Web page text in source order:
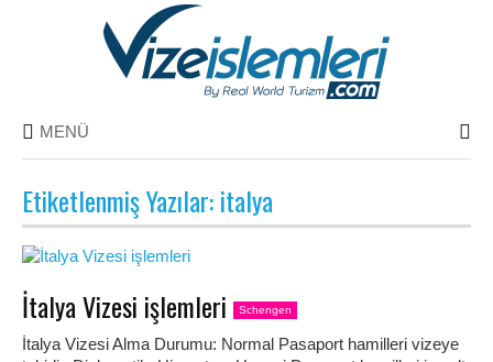
MENÜ
Etiketlenmiş Yazılar: italya
İtalya Vizesi işlemleri Schengen
İtalya Vizesi Alma Durumu: Normal Pasaport hamilleri vizeye